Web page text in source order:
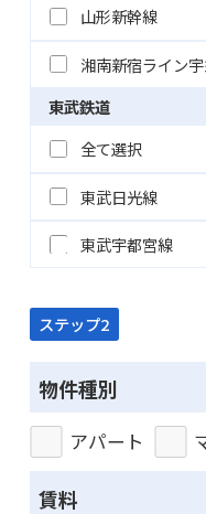
山形新幹線
湘南新宿ライン
東武鉄道
全て選択
東武日光線
東武宇都宮線
ステップ2
物件種別
アパート
賃料